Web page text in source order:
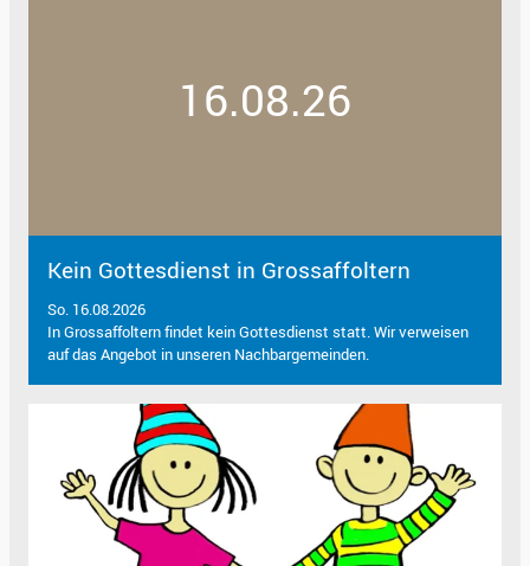
16.08.26
Kein Gottesdienst in Grossaffoltern
So. 16.08.2026
In Grossaffoltern findet kein Gottesdienst statt. Wir verweisen
auf das Angebot in unseren Nachbargemeinden.